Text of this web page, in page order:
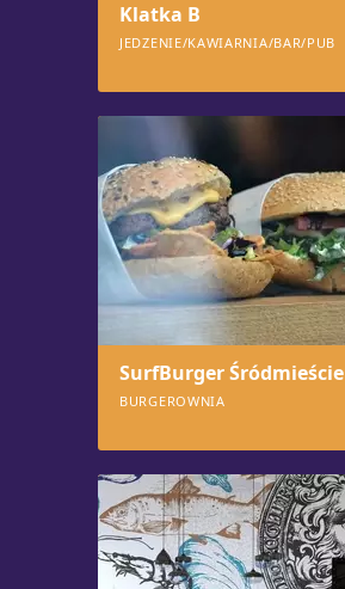
Klatka B
JEDZENIE/KAWIARNIA/BAR/PUB
SurfBurger Śródmieście
BURGEROWNIA